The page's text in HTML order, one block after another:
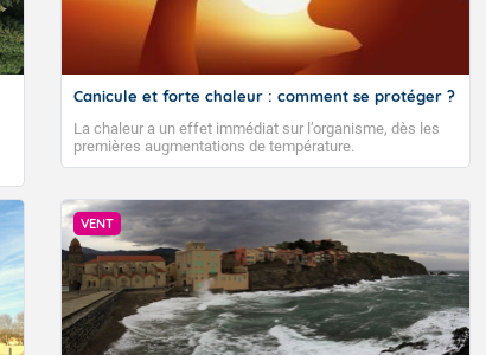
Canicule et forte chaleur : comment se protéger ?
La chaleur a un effet immédiat sur l’organisme, dès les
premières augmentations de température.
VENT